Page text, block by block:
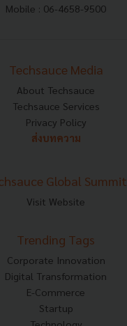
Mobile : 06-4658-9500
Techsauce Media
About Techsauce
Techsauce Services
Privacy Policy
ส่งบทความ
Global Summit
Visit Website
Trending Tags
Corporate Innovation
Digital Transformation
E-Commerce
Startup